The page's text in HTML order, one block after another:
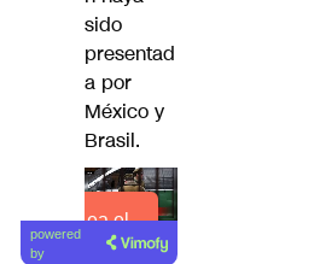
sido
presentad
a por
México y
Brasil.
Lea el
artículo
powered
by